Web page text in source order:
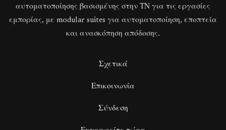
αυτοματοποίησης βασισμένης στην ΤΝ για τις εργασίες
εμπορίας, με modular suites για αυτοματοποίηση, εποπτεία
και ανασκόπηση απόδοσης.
Σχετικά
Επικοινωνία
Σύνδεση